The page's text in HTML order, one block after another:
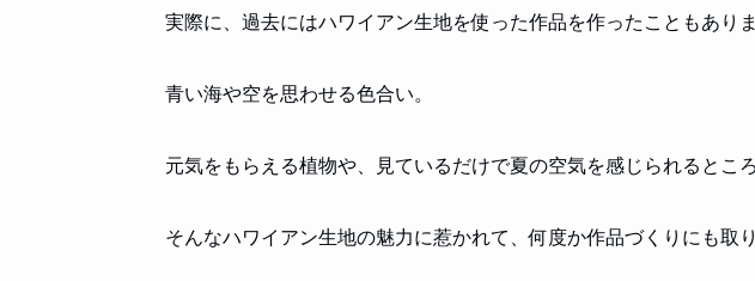
実際に、過去にはハワイアン生地を使った作品を作ったこともありま
青い海や空を思わせる色合い。
元気をもらえる植物や、見ているだけで夏の空気を感じられるところ
そんなハワイアン生地の魅力に惹かれて、何度か作品づくりにも取